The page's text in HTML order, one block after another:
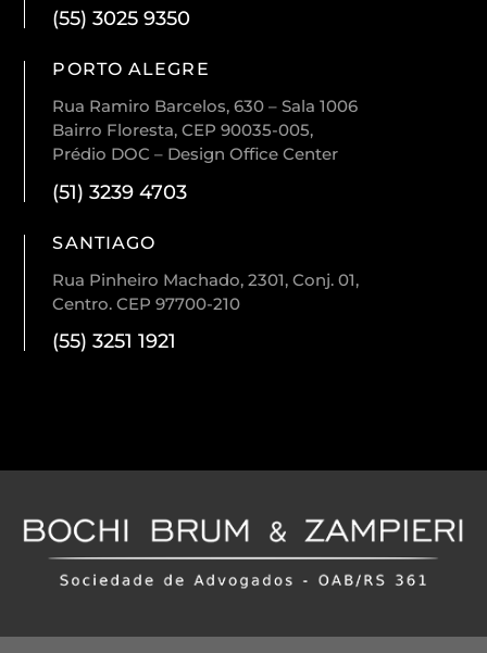
(55) 3025 9350
PORTO ALEGRE
Rua Ramiro Barcelos, 630 – Sala 1006
Bairro Floresta, CEP 90035-005,
Prédio DOC – Design Office Center
(51) 3239 4703
SANTIAGO
Rua Pinheiro Machado, 2301, Conj. 01,
Centro. CEP 97700-210
(55) 3251 1921